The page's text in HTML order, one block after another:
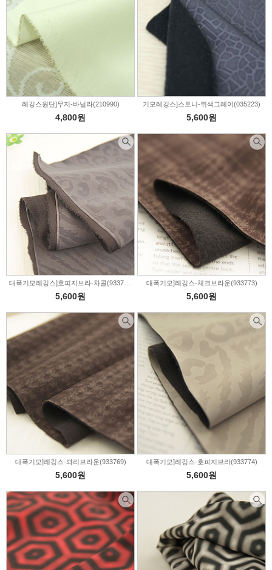
레깅스원단]무지-바닐라(210990)
4,800원
기모레깅스]스토니-쥐색그레이(035223)
5,600원
5,600원
대폭기모]레깅스-체크브라운(933773)
5,600원
대폭기모]레깅스-꽈리브라운(933769)
5,600원
대폭기모]레깅스-호피지브라(933774)
5,600원